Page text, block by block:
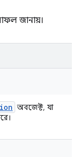
জানায়।
অবজেক্ট, যা